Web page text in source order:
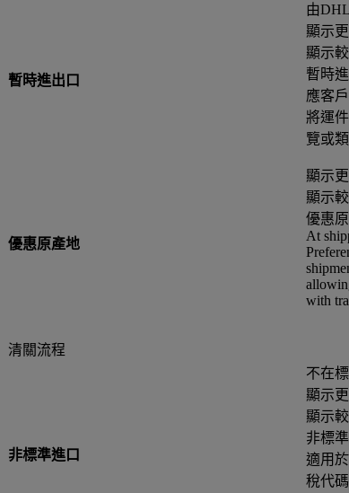
暫時進出口
由
顯示
顯示
暫時
應客
將運
覽或
優惠原產地
顯示
顯示
優惠
At
with
清關流程
非標準進口
不在
顯示
顯示
非標
適用
稅代